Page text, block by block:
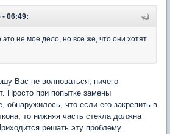
- 06:49:
не мое дело, но все же, что они хотят
Вас не волноваться, ничего
Просто при попытке замены
обнаружилось, что если его закрепить в
то нижняя часть стекла должна
решать эту проблему.